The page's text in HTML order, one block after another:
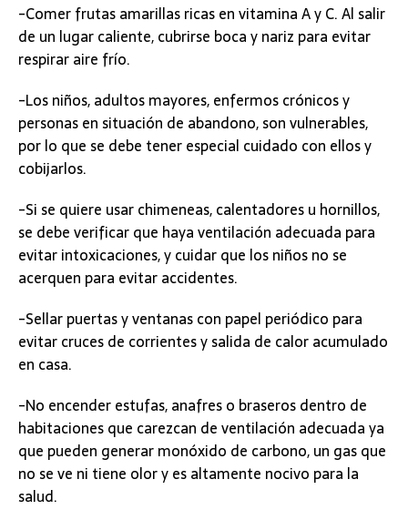
-Comer frutas amarillas ricas en vitamina A y C. Al salir
de un lugar caliente, cubrirse boca y nariz para evitar
respirar aire frío.
-Los niños, adultos mayores, enfermos crónicos y
personas en situación de abandono, son vulnerables,
por lo que se debe tener especial cuidado con ellos y
cobijarlos.
-Si se quiere usar chimeneas, calentadores u hornillos,
se debe verificar que haya ventilación adecuada para
evitar intoxicaciones, y cuidar que los niños no se
acerquen para evitar accidentes.
-Sellar puertas y ventanas con papel periódico para
evitar cruces de corrientes y salida de calor acumulado
en casa.
-No encender estufas, anafres o braseros dentro de
habitaciones que carezcan de ventilación adecuada ya
que pueden generar monóxido de carbono, un gas que
no se ve ni tiene olor y es altamente nocivo para la
salud.